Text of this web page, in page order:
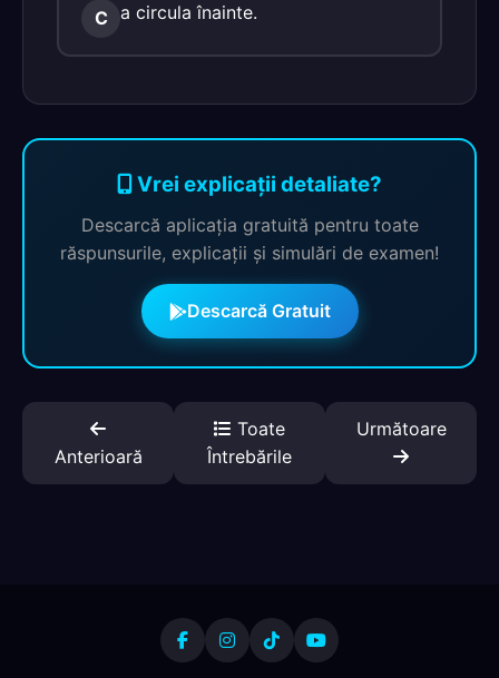
C a circula înainte.
Vrei explicații detaliate?
Descarcă aplicația gratuită pentru toate
răspunsurile, explicații și simulări de examen!
Descarcă Gratuit
Anterioară
Toate
Întrebările
Următoare